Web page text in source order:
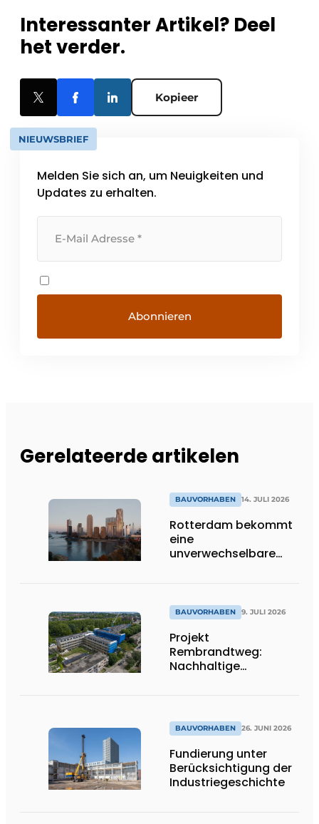
Interessanter Artikel? Deel
het verder.
Kopieer
NIEUWSBRIEF
Melden Sie sich an, um Neuigkeiten und
Updates zu erhalten.
Gerelateerde artikelen
BAUVORHABEN 14. JULI 2026
Rotterdam bekommt
eine
unverwechselbare
BAUVORHABEN 9. JULI 2026
Projekt
Rembrandtweg:
Nachhaltige
Haustechnik
BAUVORHABEN 26. JUNI 2026
Fundierung unter
Berücksichtigung der
Industriegeschichte